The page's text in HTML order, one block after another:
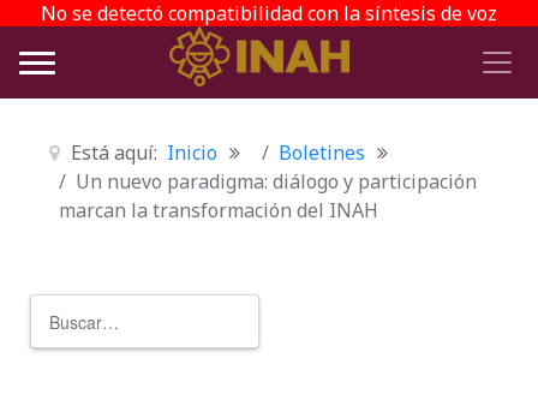
No se detectó compatibilidad con la síntesis de voz
Está aquí: Inicio
Boletines
Un nuevo paradigma: diálogo y participación
marcan la transformación del INAH